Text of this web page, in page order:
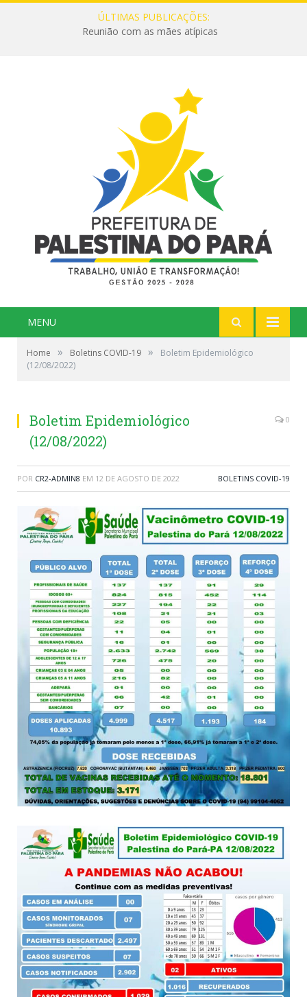
ÚLTIMAS PUBLICAÇÕES:
Reunião com as mães atípicas
MENU
Home » Boletins COVID-19 »
Boletim Epidemiológico
(12/08/2022)
Boletim Epidemiológico
(12/08/2022)
0
POR CR2-ADMIN8 EM 12 DE AGOSTO DE 2022 BOLETINS COVID-19